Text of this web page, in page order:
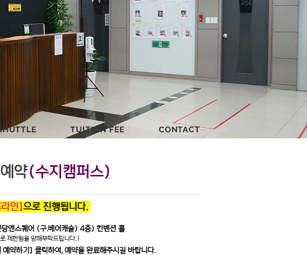
TUITION FEE CONTACT
약(수지캠퍼스)
인]으로 진행됩니다.
앤스퀘어 (구.베어캐슬) 4층) 컨벤션 홀
제한됨을 양해부탁드립니다.)
약하기] 클릭하여, 예약을 완료해주시길 바랍니다.